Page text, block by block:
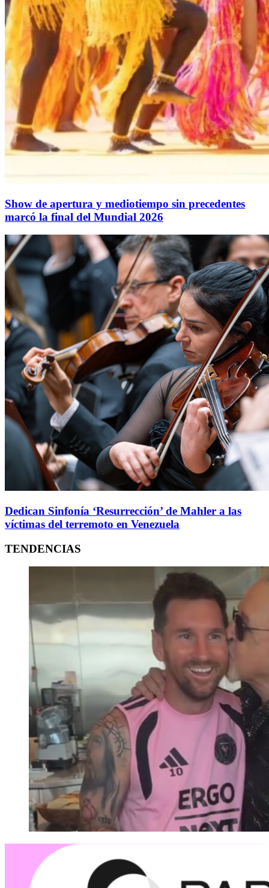
Show de apertura y mediotiempo sin precedentes
marcó la final del Mundial 2026
Dedican Sinfonía ‘Resurrección’ de Mahler a las
víctimas del terremoto en Venezuela
TENDENCIAS